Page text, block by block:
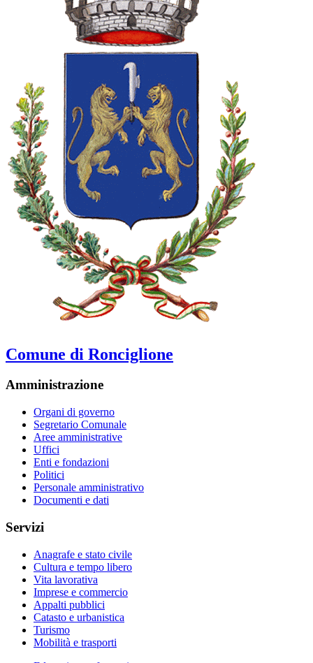
Comune di Ronciglione
Amministrazione
Organi di governo
Segretario Comunale
Aree amministrative
Uffici
Enti e fondazioni
Politici
Personale amministrativo
Documenti e dati
Servizi
Anagrafe e stato civile
Cultura e tempo libero
Vita lavorativa
Imprese e commercio
Appalti pubblici
Catasto e urbanistica
Turismo
Mobilità e trasporti